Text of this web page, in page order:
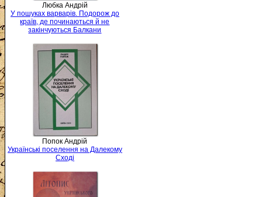
Любка Андрій
У пошуках варварів. Подорож до
країв, де починаються й не
закінчуються Балкани
Попок Андрій
Українські поселення на Далекому
Сході